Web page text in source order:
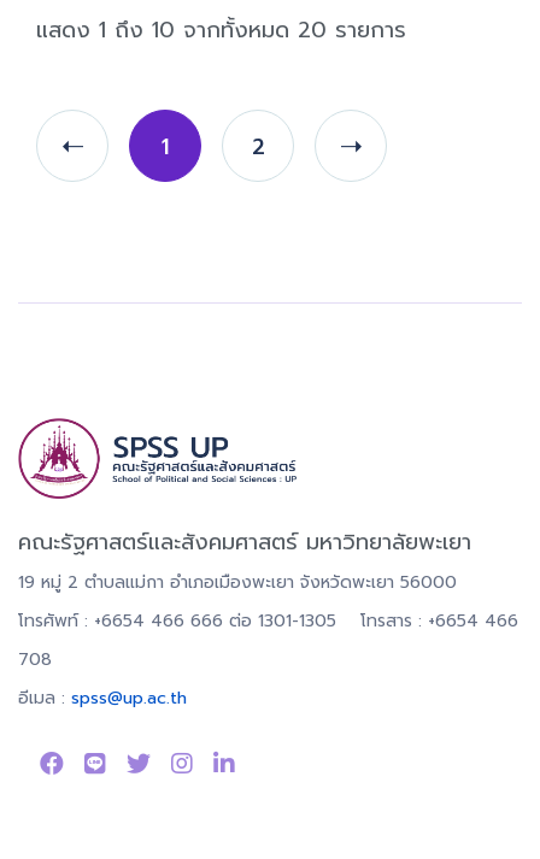
แสดง 1 ถึง 10 จากทั้งหมด 20 รายการ
1 2
คณะรัฐศาสตร์และสังคมศาสตร์ มหาวิทยาลัยพะเยา
19 หมู่ 2 ตำบลแม่กา อำเภอเมืองพะเยา จังหวัดพะเยา 56000
โทรศัพท์ : +6654 466 666 ต่อ 1301-1305 โทรสาร : +6654 466
708
อีเมล : spss@up.ac.th